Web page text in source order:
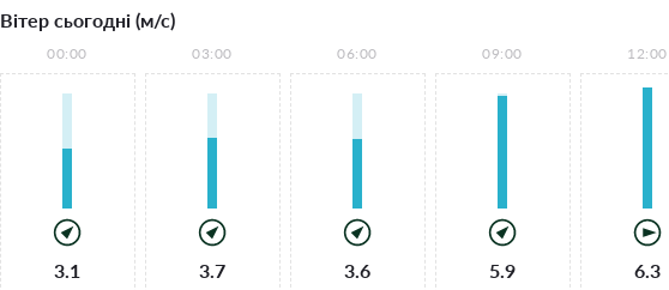
Вітер сьогодні (м/с)
00:00
3.1
03:00
3.7
06:00
3.6
09:00
5.9
12:00
6.3